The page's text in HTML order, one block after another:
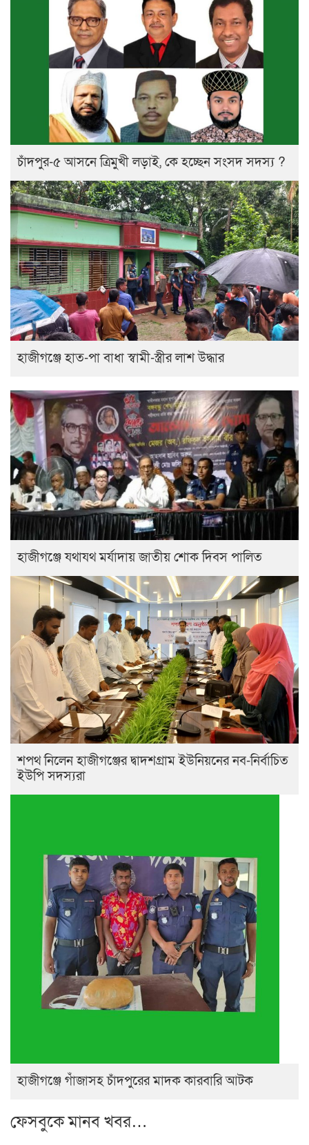
চাঁদপুর-৫ আসনে ত্রিমুখী লড়াই, কে হচ্ছেন সংসদ সদস্য ?
হাজীগঞ্জে হাত-পা বাধা স্বামী-স্ত্রীর লাশ উদ্ধার
হাজীগঞ্জে যথাযথ মর্যাদায় জাতীয় শোক দিবস পালিত
শপথ নিলেন হাজীগঞ্জের দ্বাদশগ্রাম ইউনিয়নের নব-নির্বাচিত
ইউপি সদস্যরা
হাজীগঞ্জে গাঁজাসহ চাঁদপুরের মাদক কারবারি আটক
ফেসবুকে মানব খবর…